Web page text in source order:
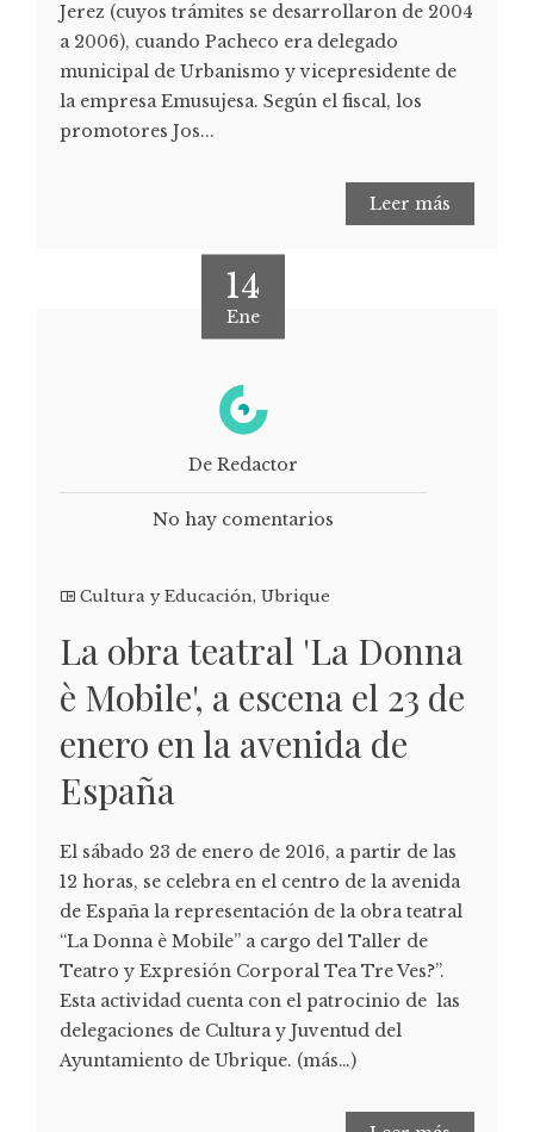
Jerez (cuyos trámites se desarrollaron de 2004
a 2006), cuando Pacheco era delegado
municipal de Urbanismo y vicepresidente de
la empresa Emusujesa. Según el fiscal, los
promotores Jos...
Leer más
14
Ene
De Redactor
No hay comentarios
Cultura y Educación, Ubrique
La obra teatral 'La Donna
è Mobile', a escena el 23 de
enero en la avenida de
España
El sábado 23 de enero de 2016, a partir de las
12 horas, se celebra en el centro de la avenida
de España la representación de la obra teatral
“La Donna è Mobile” a cargo del Taller de
Teatro y Expresión Corporal Tea Tre Ves?”.
Esta actividad cuenta con el patrocinio de las
delegaciones de Cultura y Juventud del
Ayuntamiento de Ubrique. (más…)